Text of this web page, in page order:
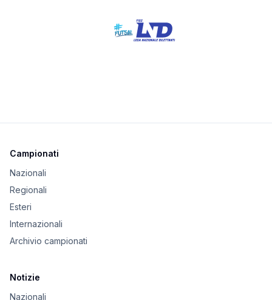
Campionati
Nazionali
Regionali
Esteri
Internazionali
Archivio campionati
Notizie
Nazionali